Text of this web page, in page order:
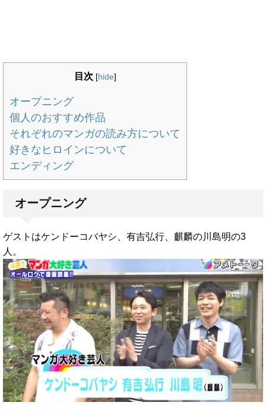
目次 [hide]
オープニング
個人のおすすめ作品
それぞれのマンガの読み方について
好きなヒロインについて
エンディング
オープニング
ゲストはケンドーコバヤシ、有吉弘行、麒麟の川島明の3
人。